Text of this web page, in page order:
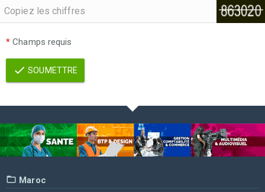
* Champs requis
SOUMETTRE
Maroc